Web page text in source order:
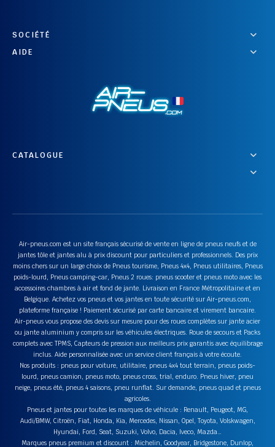
SOCIÉTÉ
AIDE
CATALOGUE
Air-pneus.com est un site français sécurisé de vente en ligne de pneus neufs et de
jantes tôle et jantes alu à prix discount pour particuliers et professionnels. Des prix
moins chers sur un large choix de Pneus tourisme, Pneus 4x4, Pneus utilitaires, Pneus
poids-lourd, Pneus camping-car, Pneus 2 roues: pneus scooter et pneus moto avec les
accessoires chambres à air et fond de jante. Livraison en France Métropolitaine et en
Belgique. Achetez vos pneus et vos jantes en toute sécurité sur Air-pneus.com,
plateforme française ! Paiement sécurisé par carte bancaire et virement bancaire.
Air-pneus vous propose des devis sur mesure pour des roues complètes sur jante acier
ou jante aluminium y compris sur les véhicules électriques. Roue de secours et Packs
complets avec TPMS, Capteurs de pression aux meilleurs prix garantis avec équilibrage
inclus. Aide personnalisée avec un service client français à votre écoute.
Nos produits : pneus pour voiture, utilitaire, pneus 4x4 tout terrain, pneus poids-
lourd, pneus camion, pneus moto, pneus cross, trial, enduro. Pneus hiver, pneu
neige, pneus été, pneus 4 saisons, pneu runflat. Sur demande, pneus quad et pneus
agricoles.
Pneus et jantes pour toutes les marques de véhicule : Renault, Peugeot, MG,
Audi/BMW, Citroën, Fiat, Honda, Kia, Mercedes, Nissan, Opel, Toyota, Volskwagen,
Hyundai, Ford, Seat, Suzuki, Volvo, Dacia, Iveco, Mazda…
Marques pneus premium et discount : Michelin, Goodyear, Bridgestone, Dunlop,